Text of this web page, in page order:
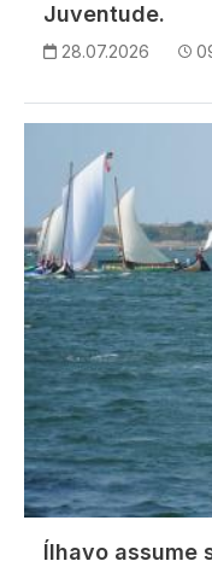
Juventude.
28.07.2026
Ílhavo assume